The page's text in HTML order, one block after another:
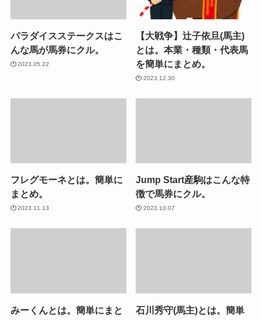
パラダイスステークスはこ
んな馬が馬券にクル。
2023.05.22
【大戦争】辻子依旦(馬主)
とは。本業・種類・代表馬
を簡単にまとめ。
2023.12.30
フレグモーネとは。簡単に
まとめ。
2023.11.13
Jump Start産駒はこんな特
徴で馬券にクル。
2023.10.07
みーくんとは。簡単にまと
石川秀守(馬主)とは。簡単